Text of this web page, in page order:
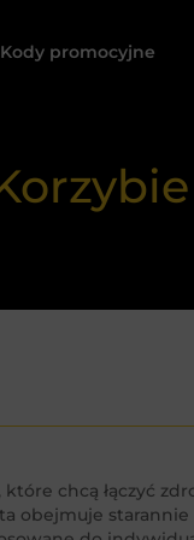
Kody promocyjne
chcą łączyć
obejmuje